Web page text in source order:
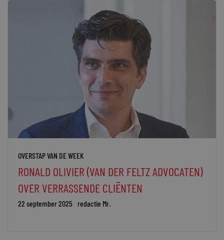
OVERSTAP VAN DE WEEK
RONALD OLIVIER (VAN DER FELTZ ADVOCATEN)
OVER VERRASSENDE CLIËNTEN
22 september 2025 redactie Mr.